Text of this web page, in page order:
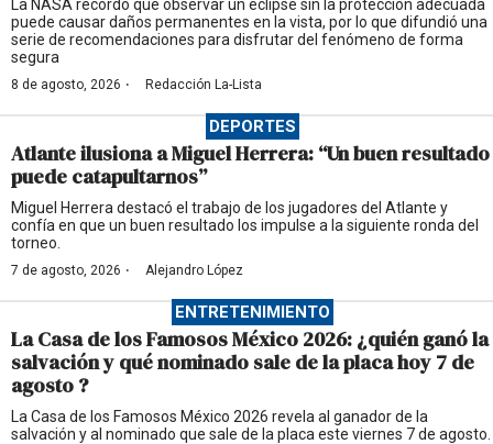
La NASA recordó que observar un eclipse sin la protección adecuada
puede causar daños permanentes en la vista, por lo que difundió una
serie de recomendaciones para disfrutar del fenómeno de forma
segura
8 de agosto, 2026 · Redacción La-Lista
DEPORTES
Atlante ilusiona a Miguel Herrera: “Un buen resultado
puede catapultarnos”
Miguel Herrera destacó el trabajo de los jugadores del Atlante y
confía en que un buen resultado los impulse a la siguiente ronda del
torneo.
7 de agosto, 2026 · Alejandro López
ENTRETENIMIENTO
La Casa de los Famosos México 2026: ¿quién ganó la
salvación y qué nominado sale de la placa hoy 7 de
agosto ?
La Casa de los Famosos México 2026 revela al ganador de la
salvación y al nominado que sale de la placa este viernes 7 de agosto.